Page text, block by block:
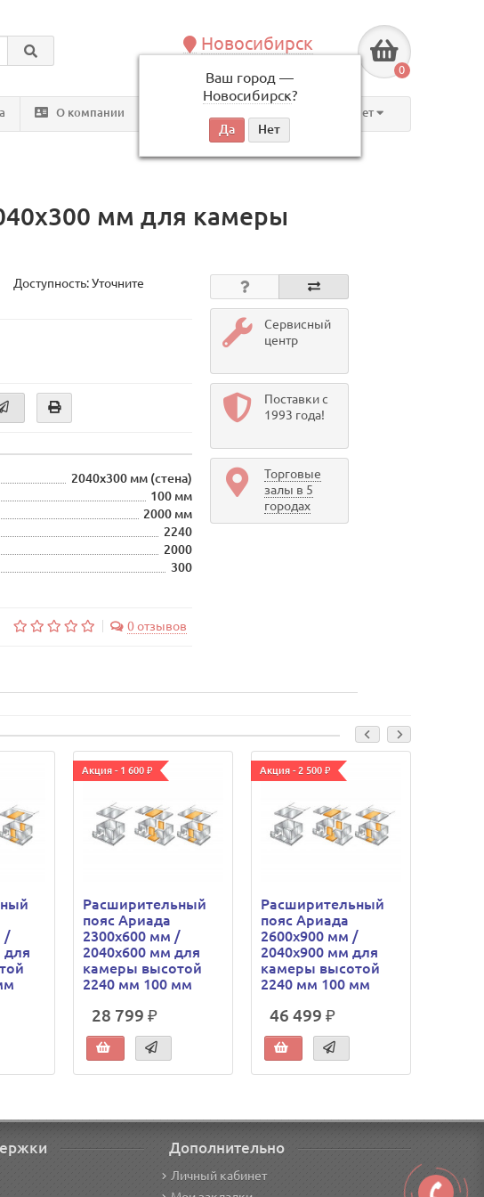
Новосибирск
Ваш город —
Новосибирск?
по будням, с 09:00 до 18:00
0
О компании Личный кабинет
мм для камеры
Доступность: Уточните
2040х300 мм (стена)
100 мм
2000 мм
2240
2000
300
0 отзывов
Сервисный
центр
Поставки с
1993 года!
Торговые
залы в 5
городах
/
для
Акция - 1 600 ₽
Расширительный
пояс Ариада
2300х600 мм /
2040х600 мм для
камеры высотой
2240 мм 100 мм
28 799 ₽
Акция - 2 500 ₽
Расширительный
пояс Ариада
2600х900 мм /
2040х900 мм для
камеры высотой
2240 мм 100 мм
46 499 ₽
Дополнительно
Личный кабинет